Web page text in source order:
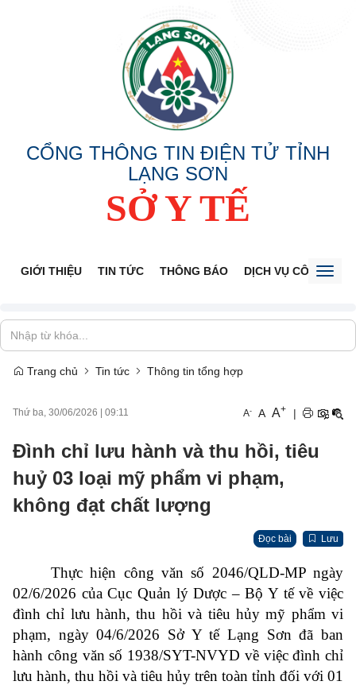
CỔNG THÔNG TIN ĐIỆN TỬ TỈNH
LẠNG SƠN
SỞ Y TẾ
GIỚI THIỆU TIN TỨC THÔNG BÁO DỊCH VỤ CÔNG
Trang chủ Tin tức Thông tin tổng hợp
Thứ ba, 30/06/2026 09:11 A- A A+ |
Đình chỉ lưu hành và thu hồi, tiêu
huỷ 03 loại mỹ phẩm vi phạm,
không đạt chất lượng
Đọc bài Lưu
Thực hiện công văn số 2046/QLD-MP ngày
02/6/2026 của Cục Quản lý Dược – Bộ Y tế về việc
đình chỉ lưu hành, thu hồi và tiêu hủy mỹ phẩm vi
phạm, ngày 04/6/2026 Sở Y tế Lạng Sơn đã ban
hành công văn số 1938/SYT-NVYD về việc đình chỉ
lưu hành, thu hồi và tiêu hủy trên toàn tỉnh đối với 01